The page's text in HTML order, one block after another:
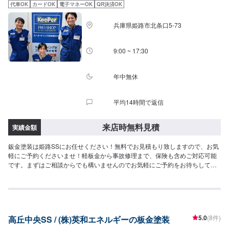
代車OK カードOK 電子マネーOK QR決済OK
兵庫県姫路市北条口5-73
9:00 ~ 17:30
年中無休
平均14時間で返信
実績金額 来店時無料見積
鈑金塗装は姫路SSにお任せください！無料でお見積もり致しますので、お気
軽にご予約くださいませ！軽板金から事故修理まで、保険も含めご対応可能
です。まずはご相談からでも構いませんのでお気軽にご予約をお待ちしてお
高丘中央SS / (株)英和エネルギーの板金塗装 5.0(8件)